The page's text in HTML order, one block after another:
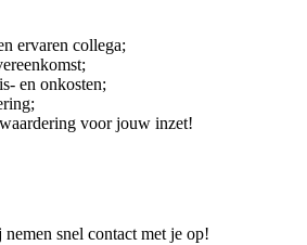
ervaren collega;
en onkosten;
voor jouw inzet!
snel contact met je op!